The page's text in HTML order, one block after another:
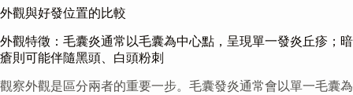
外觀與好發位置的比較
外觀特徵：毛囊炎通常以毛囊為中心點，呈現單一發炎丘疹；暗
瘡則可能伴隨黑頭、白頭粉刺
觀察外觀是區分兩者的重要一步。毛囊發炎通常會以單一毛囊為